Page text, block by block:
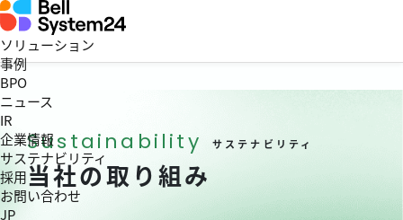
ソリューション
事例
BPO
ニュース
IR
企業情報
サステナビリティ
採用
お問い合わせ
JP
Sustainability サステナビリティ
当社の取り組み